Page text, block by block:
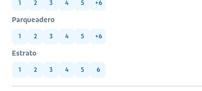
1 2 3 4 5 +6
Parqueadero
1 2 3 4 5 +6
Estrato
1 2 3 4 5 6